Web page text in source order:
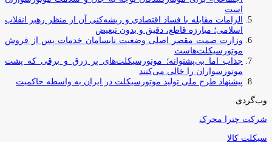
است
الزامات مقابله با فساد اقتصادی و ریشه‌کنی آن از منظر رهبر انقلاب
اسلامی؛ مبارزه قاطع، دقیق و بدون تبعیض
وزارت صمت مقصر اصلی وضعیت نابسامان خدمات پس از فروش
موتورسیکلت‌هاست
جذاب اما بی‌پشتوانه؛ موتورسیکلت‌های پر زرق‌ و برقی که پشت
موتورسواران را خالی می‌کنند
پیشنهاد طرح ملی تولید موتورسیکلت در ایران به واسطه حاکمیت
وب‌گردی
شرکت چترا محرک
سیکلت کالا